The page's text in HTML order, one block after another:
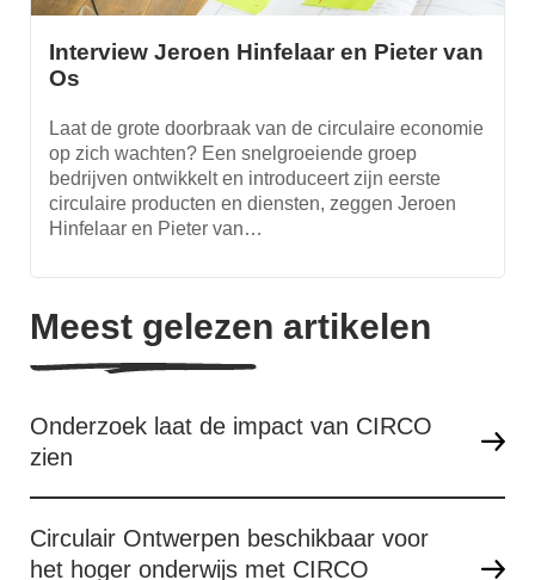
Interview Jeroen Hinfelaar en Pieter van
Os
Laat de grote doorbraak van de circulaire economie
op zich wachten? Een snelgroeiende groep
bedrijven ontwikkelt en introduceert zijn eerste
circulaire producten en diensten, zeggen Jeroen
Hinfelaar en Pieter van…
Meest gelezen artikelen
Onderzoek laat de impact van CIRCO
zien
Circulair Ontwerpen beschikbaar voor
het hoger onderwijs met CIRCO